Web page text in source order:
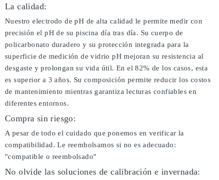
La calidad:
Nuestro electrodo de pH de alta calidad le permite medir con
precisión el pH de su piscina día tras día. Su cuerpo de
policarbonato duradero y su protección integrada para la
superficie de medición de vidrio pH mejoran su resistencia al
desgaste y prolongan su vida útil. En el 82% de los casos, esta
es superior a 3 años. Su composición permite reducir los costos
de mantenimiento mientras garantiza lecturas confiables en
diferentes entornos.
Compra sin riesgo:
A pesar de todo el cuidado que ponemos en verificar la
compatibilidad. Le reembolsamos si no es adecuado:
"compatible o reembolsado"
No olvide las soluciones de calibración e invernada: